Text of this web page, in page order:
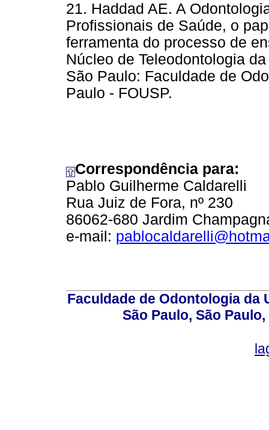
21. Haddad AE. A
Profissionais de Saúde, o
ferramenta do processo de
Núcleo de Teleodontologia
São Paulo: Faculdade de
Paulo - FOUSP.
Correspondência para:
Pablo Guilherme Caldarelli
Rua Juiz de Fora, nº 230
86062-680 Jardim
e-mail:
Faculdade de Odontologia da
São Paulo, São